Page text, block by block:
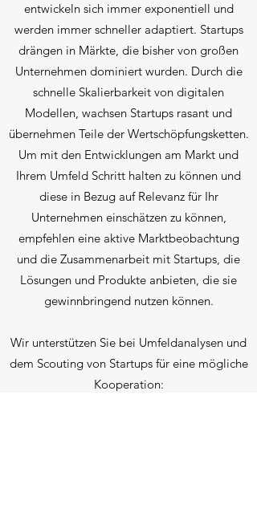
entwickeln sich immer exponentiell und
werden immer schneller adaptiert. Startups
drängen in Märkte, die bisher von großen
Unternehmen dominiert wurden. Durch die
schnelle Skalierbarkeit von digitalen
Modellen, wachsen Startups rasant und
übernehmen Teile der Wertschöpfungsketten.
Um mit den Entwicklungen am Markt und
Ihrem Umfeld Schritt halten zu können und
diese in Bezug auf Relevanz für Ihr
Unternehmen einschätzen zu können,
empfehlen eine aktive Marktbeobachtung
und die Zusammenarbeit mit Startups, die
Lösungen und Produkte anbieten, die sie
gewinnbringend nutzen können.
Wir unterstützen Sie bei Umfeldanalysen und
dem Scouting von Startups für eine mögliche
Kooperation: